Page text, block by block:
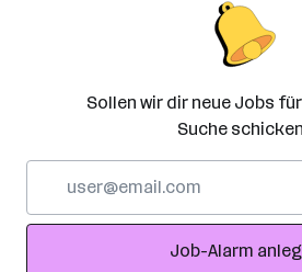
Sollen wir dir neue Jobs
Suche
Adresse
Job-Alarm